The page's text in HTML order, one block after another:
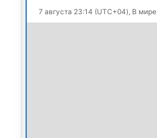
7 августа 23:14 (UTC+04), В мире